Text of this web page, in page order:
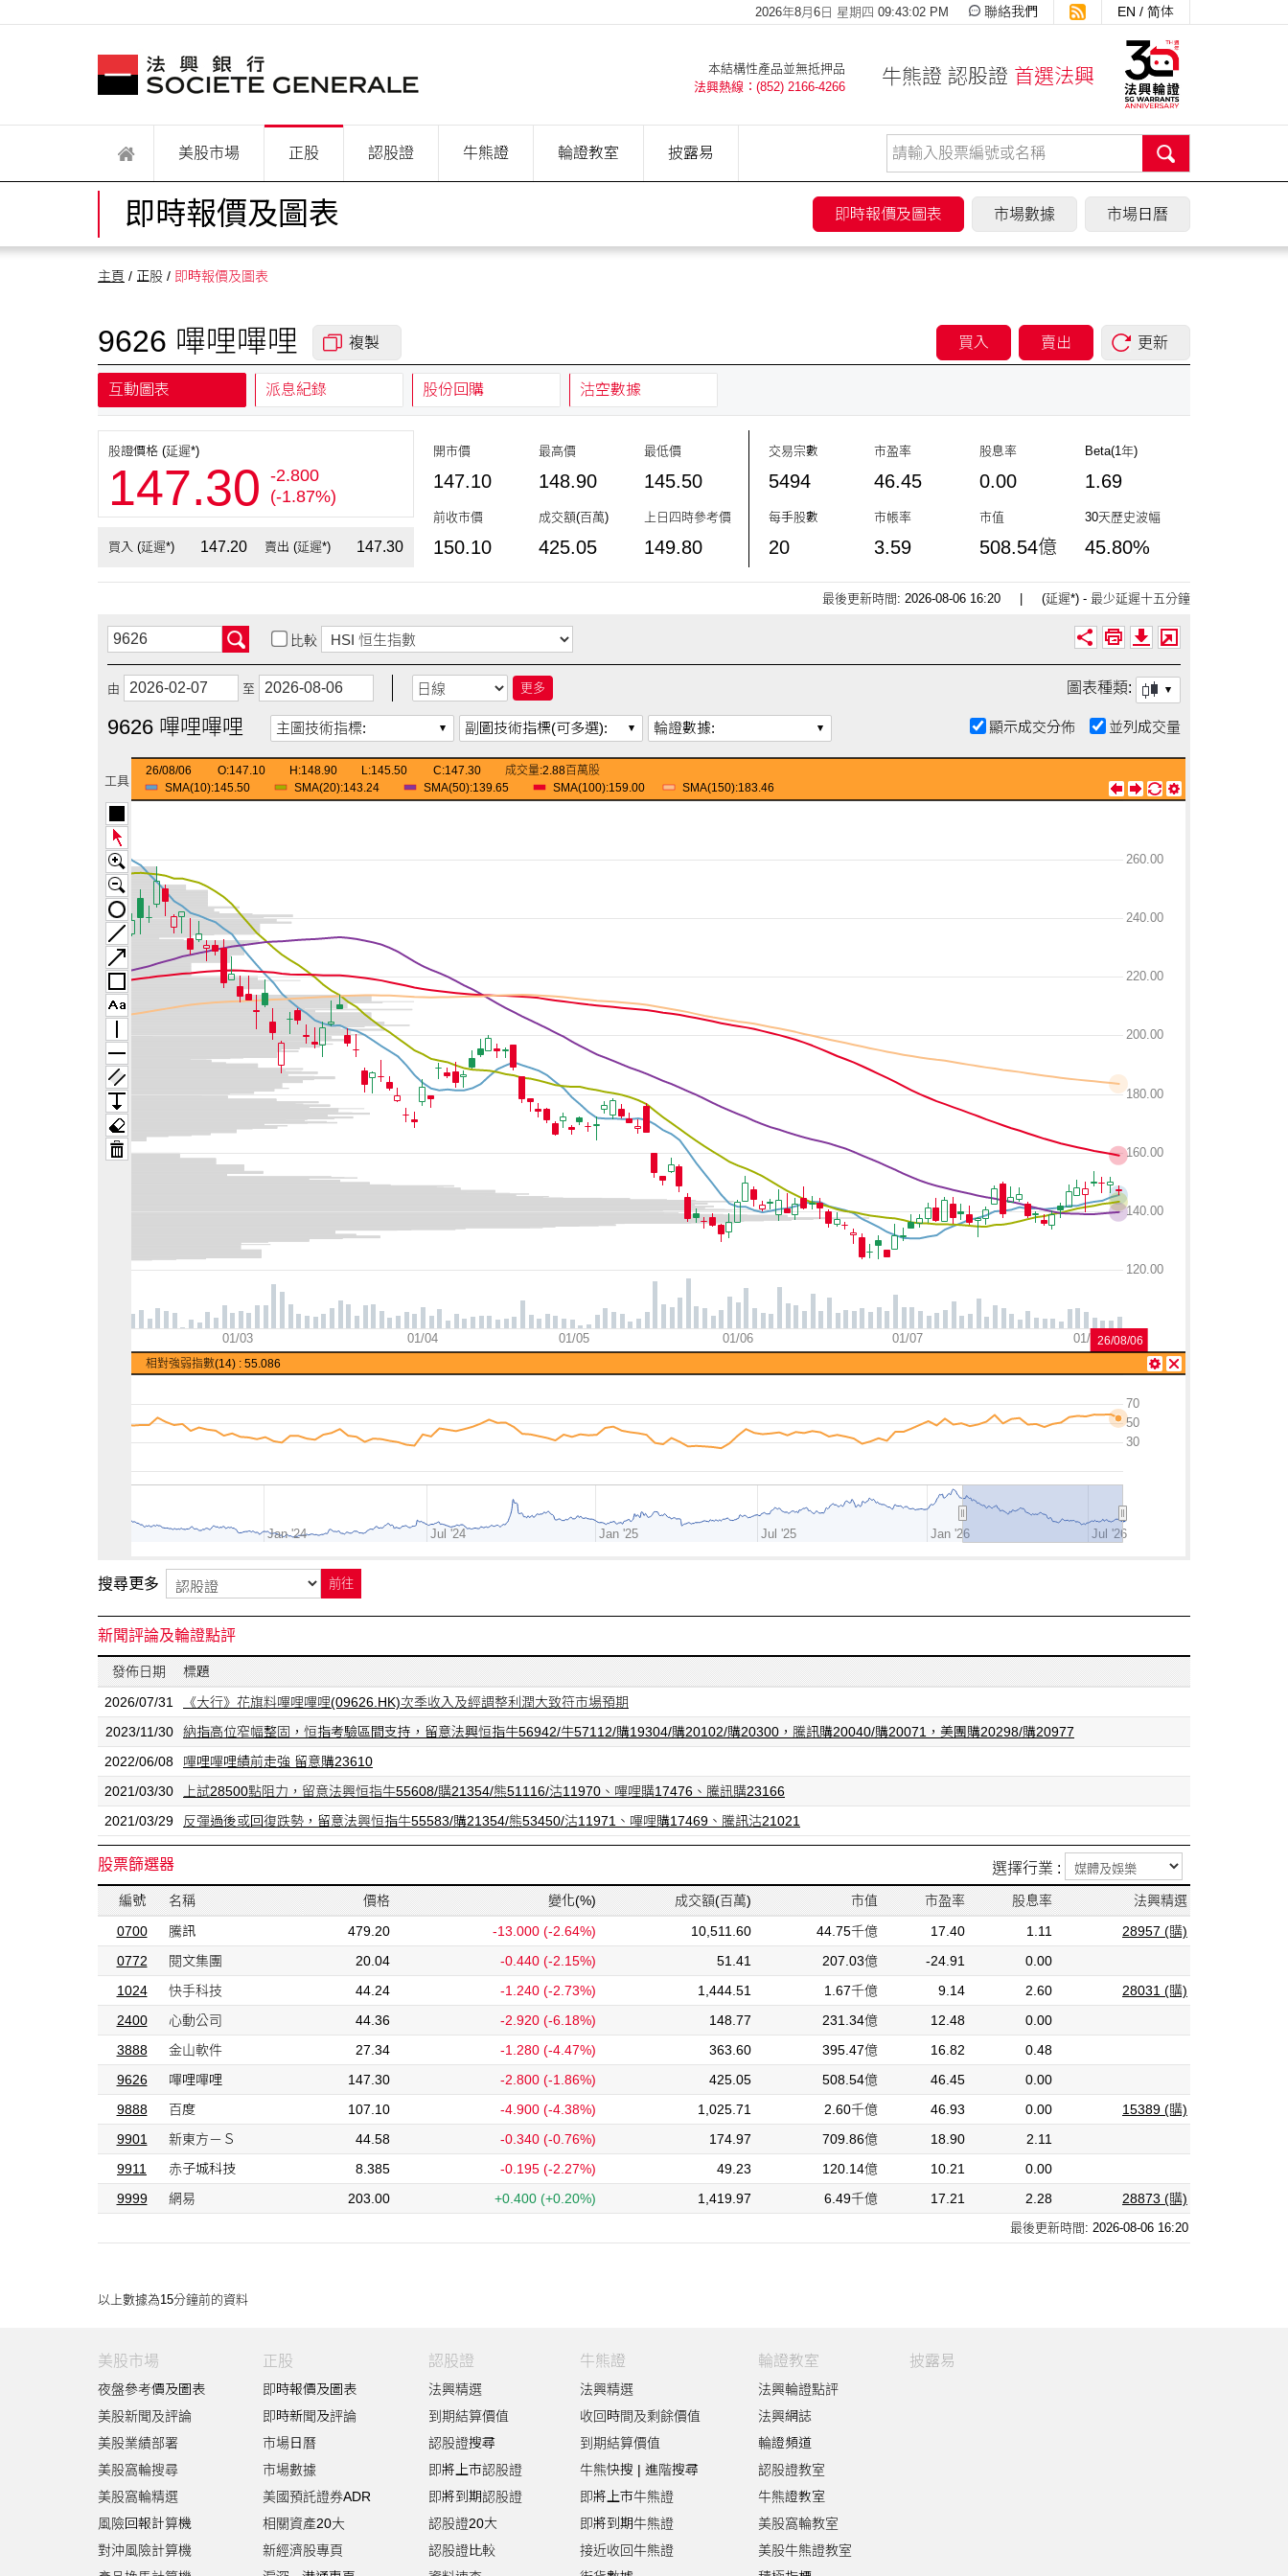
EN / 简体
聯絡我們
2026年8月6日 星期四 09:43:03 PM
牛熊證 認股證 首選法興
本結構性產品並無抵押品
法興熱線：(852) 2166-4266
美股市場 正股 認股證 牛熊證 輪證教室 披露易
即時報價及圖表 即時報價及圖表 市場數據 市場日曆
主頁 / 正股 / 即時報價及圖表
9626 嗶哩嗶哩 複製 買入 賣出 更新
互動圖表 派息紀錄 股份回購 沽空數據
股證價格 (延遲*)
147.30 -2.800
(-1.87%)
買入 (延遲*) 147.20 賣出 (延遲*) 147.30
開市價
147.10
最高價
148.90
最低價
145.50
前收市價
150.10
成交額(百萬)
425.05
上日四時參考價
149.80
交易宗數
5494
市盈率
46.45
股息率
0.00
Beta(1年)
1.69
每手股數
20
市帳率
3.59
市值
508.54億
30天歷史波幅
45.80%
最後更新時間: 2026-08-06 16:20 (延遲*) - 最少延遲十五分鐘
比較
由 至 更多 圖表種類:
9626 嗶哩嗶哩 主圖技術指標: 副圖技術指標(可多選): 輪證數據: 顯示成交分佈 並列成交量
工具
Jan '24 Jul '24 Jan '25 Jul '25 Jan '26 Jul '26
120.00
140.00
160.00
180.00
200.00
220.00
240.00
260.00
01/03 01/04 01/05 01/06 01/07 01/08
30
50
70
26/08/06 O:147.10 H:148.90 L:145.50 C:147.30
相對強弱指數(14) : 55.086
SMA(10):145.50 SMA(20):143.24 SMA(50):139.65 SMA(100):159.00 SMA(150):183.46
成交量:2.88百萬股
26/08/06
搜尋更多 前往
新聞評論及輪證點評
發佈日期
標題
2026/07/31
《大行》花旗料嗶哩嗶哩(09626.HK)次季收入及經調整利潤大致符市場預期
2023/11/30
納指高位窄幅整固，恒指考驗區間支持，留意法興恒指牛56942/牛57112/購19304/購20102/購20300，騰訊購20040/購20071，美團購20298/購20977
2022/06/08
嗶哩嗶哩績前走強 留意購23610
2021/03/30
上試28500點阻力，留意法興恒指牛55608/購21354/熊51116/沽11970、嗶哩購17476、騰訊購23166
2021/03/29
反彈過後或回復跌勢，留意法興恒指牛55583/購21354/熊53450/沽11971、嗶哩購17469、騰訊沽21021
股票篩選器 選擇行業 :
編號 名稱 價格 變化(%) 成交額(百萬) 市值 市盈率 股息率
法興精選
0700
騰訊 479.20 -13.000 (-2.64%) 10,511.60 44.75千億 17.40 1.11
28957 (購)
0772
閱文集團 20.04 -0.440 (-2.15%) 51.41 207.03億 -24.91
0.00
1024
快手科技 44.24 -1.240 (-2.73%) 1,444.51 1.67千億 9.14 2.60
28031 (購)
2400
心動公司 44.36 -2.920 (-6.18%) 148.77 231.34億 12.48
0.00
3888
金山軟件 27.34 -1.280 (-4.47%) 363.60 395.47億 16.82
0.48
9626
嗶哩嗶哩 147.30 -2.800 (-1.86%) 425.05 508.54億 46.45
0.00
9888
百度 107.10 -4.900 (-4.38%) 1,025.71 2.60千億 46.93 0.00
15389 (購)
9901
新東方－Ｓ 44.58 -0.340 (-0.76%) 174.97 709.86億 18.90
2.11
9911
赤子城科技 8.385 -0.195 (-2.27%) 49.23 120.14億 10.21
0.00
9999
網易 203.00 +0.400 (+0.20%) 1,419.97 6.49千億 17.21 2.28 28873 (購)
最後更新時間: 2026-08-06 16:20
以上數據為15分鐘前的資料
美股市場
夜盤參考價及圖表
美股新聞及評論
美股業績部署
美股窩輪搜尋
美股窩輪精選
風險回報計算機
對沖風險計算機
正股
即時報價及圖表
即時新聞及評論
市場日曆
市場數據
美國預託證券ADR
相關資產20大
新經濟股專頁
認股證
法興精選
到期結算價值
認股證搜尋
即將上市認股證
即將到期認股證
認股證20大
認股證比較
牛熊證
法興精選
收回時間及剩餘價值
到期結算價值
牛熊快搜 | 進階搜尋
即將上市牛熊證
即將到期牛熊證
接近收回牛熊證
輪證教室
法興輪證點評
法興網誌
輪證頻道
認股證教室
牛熊證教室
美股窩輪教室
美股牛熊證教室
披露易